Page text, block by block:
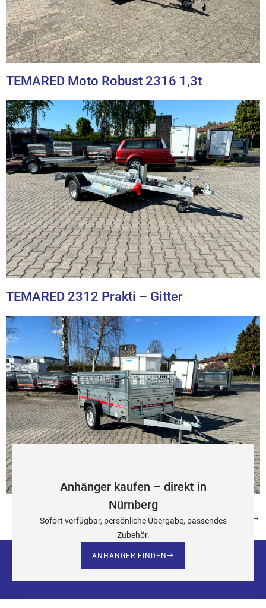
TEMARED Moto Robust 2316 1,3t
TEMARED 2312 Prakti – Gitter
→
Anhänger kaufen – direkt in
Nürnberg
Sofort verfügbar, persönliche Übergabe, passendes
Zubehör.
ANHÄNGER FINDEN